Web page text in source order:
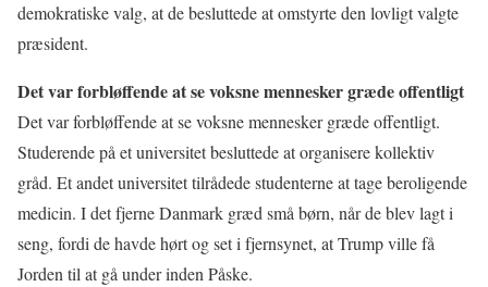
demokratiske valg, at de besluttede at omstyrte den lovligt valgte
præsident.
Det var forbløffende at se voksne mennesker græde offentligt
Det var forbløffende at se voksne mennesker græde offentligt.
Studerende på et universitet besluttede at organisere kollektiv
gråd. Et andet universitet tilrådede studenterne at tage beroligende
medicin. I det fjerne Danmark græd små børn, når de blev lagt i
seng, fordi de havde hørt og set i fjernsynet, at Trump ville få
Jorden til at gå under inden Påske.